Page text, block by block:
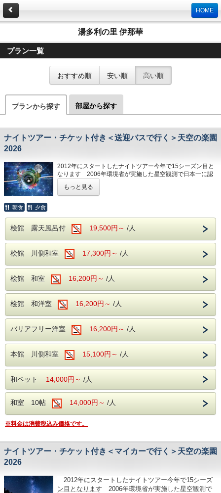
HOME
湯多利の里 伊那華
プラン一覧
おすすめ順 安い順 高い順
プランから探す 部屋から探す
ナイトツアー・チケット付き＜送迎バスで行く＞天空の楽園
2026
2012年にスタートしたナイトツアー今年で15シーズン目と
なります 2006年環境省が実施した星空観測で日本一に認
天の星をご覧いただけます。
各エリアでの光の演出や解説があり、場内を巡り星空のエン
（雨天時はガイドによる星の話や映像を使ったプログラムな
営業時間 上りゴンドラ17：00～20：00 プログラム終了
21：00（場内点灯）
下りゴンドラ 常時運行
◆ウインター営業（12月～3月）
上りゴンドラ18：00～19：30 プログラム終了20：
30（場内点灯）
下りゴンゴラ常時運行
天空の楽園星空ナイトツアー ゴンドラチケットがついた大
変お得なプランです
またそこまでの送迎バスもついていますので お酒を飲まれ
ていても安心です
（チケットは完全予約制となっていますが お客様自身での
送迎バスはホテル18：30出発 帰りはバス駐車場21：00集合
お食事はバイキングで17：15～開始となりますす。お食事
をおすませの上ナイトツアーへご参加ください。
また3歳以上の幼児の方はバス代としてお一人1100円必要と
標高1400ｍの場所ですので気温も20℃-を下回ります 春秋は
ット等の暖かい服装と防寒対策をおすすめします）
天候不順で不参加でもチケット代 バス代の現金返金はあり
もっと見る
朝食 夕食
桧館 露天風呂付 19,500円～ /人
桧館 川側和室 17,300円～ /人
桧館 和室 16,200円～ /人
桧館 和洋室 16,200円～ /人
バリアフリー洋室 16,200円～ /人
本館 川側和室 15,100円～ /人
和ベット 14,000円～ /人
和室 10帖 14,000円～ /人
※料金は消費税込み価格です。
ナイトツアー・チケット付き＜マイカーで行く＞天空の楽園
2026
2012年にスタートしたナイトツアー今年で15シーズ
ン目となります 2006年環境省が実施した星空観測で